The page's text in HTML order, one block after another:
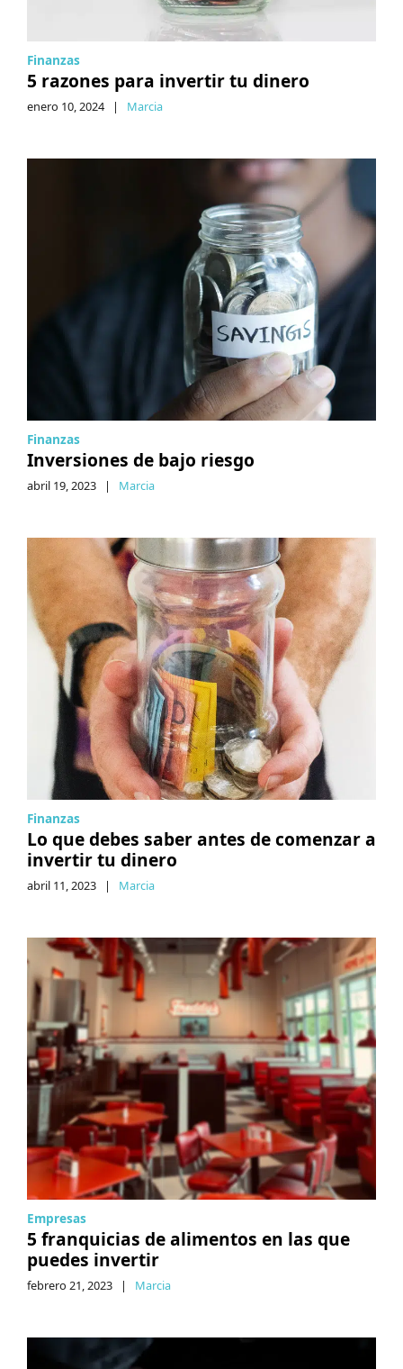
Finanzas
5 razones para invertir tu dinero
enero 10, 2024 | Marcia
Finanzas
Inversiones de bajo riesgo
abril 19, 2023 | Marcia
Finanzas
Lo que debes saber antes de comenzar a
invertir tu dinero
abril 11, 2023 | Marcia
Empresas
5 franquicias de alimentos en las que
puedes invertir
febrero 21, 2023 | Marcia